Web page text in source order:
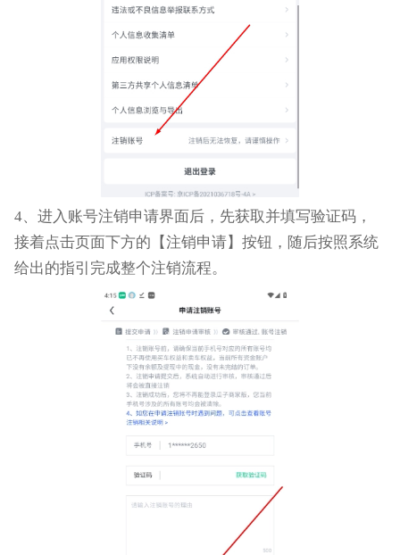
4、进入账号注销申请界面后，先获取并填写验证码，
接着点击页面下方的【注销申请】按钮，随后按照系统
给出的指引完成整个注销流程。